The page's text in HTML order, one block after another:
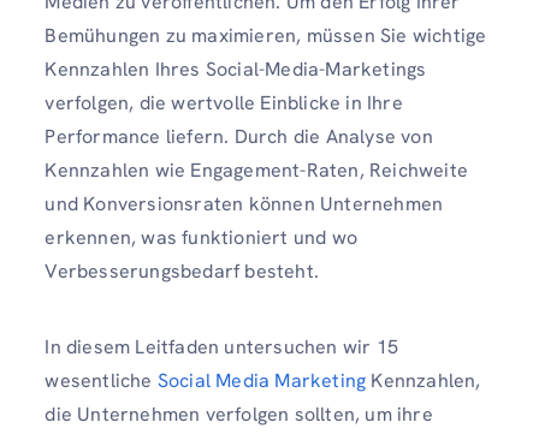
Bemühungen zu maximieren, müssen Sie wichtige
Kennzahlen Ihres Social-Media-Marketings
verfolgen, die wertvolle Einblicke in Ihre
Performance liefern. Durch die Analyse von
Kennzahlen wie Engagement-Raten, Reichweite
und Konversionsraten können Unternehmen
erkennen, was funktioniert und wo
Verbesserungsbedarf besteht.
In diesem Leitfaden untersuchen wir 15
wesentliche Social Media Marketing Kennzahlen,
die Unternehmen verfolgen sollten, um ihre